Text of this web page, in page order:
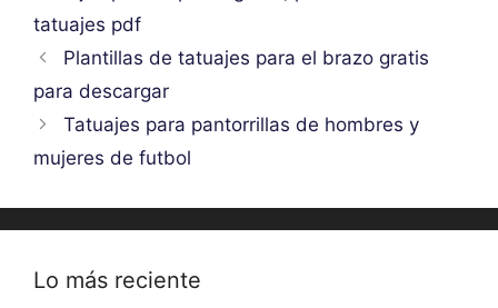
tatuajes pdf
Plantillas de tatuajes para el brazo gratis
para descargar
Tatuajes para pantorrillas de hombres y
mujeres de futbol
Lo más reciente